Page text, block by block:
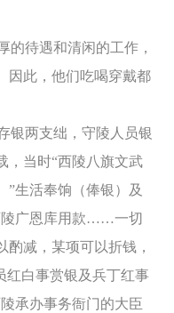
的待遇和清闲的工作，
因此，他们吃喝穿戴都
银两支绌，守陵人员银
，当时“西陵八旗文武
”生活奉饷（俸银）及
陵广恩库用款……一切
减，某项可以折钱，
红白事赏银及兵丁红事
承办事务衙门的大臣